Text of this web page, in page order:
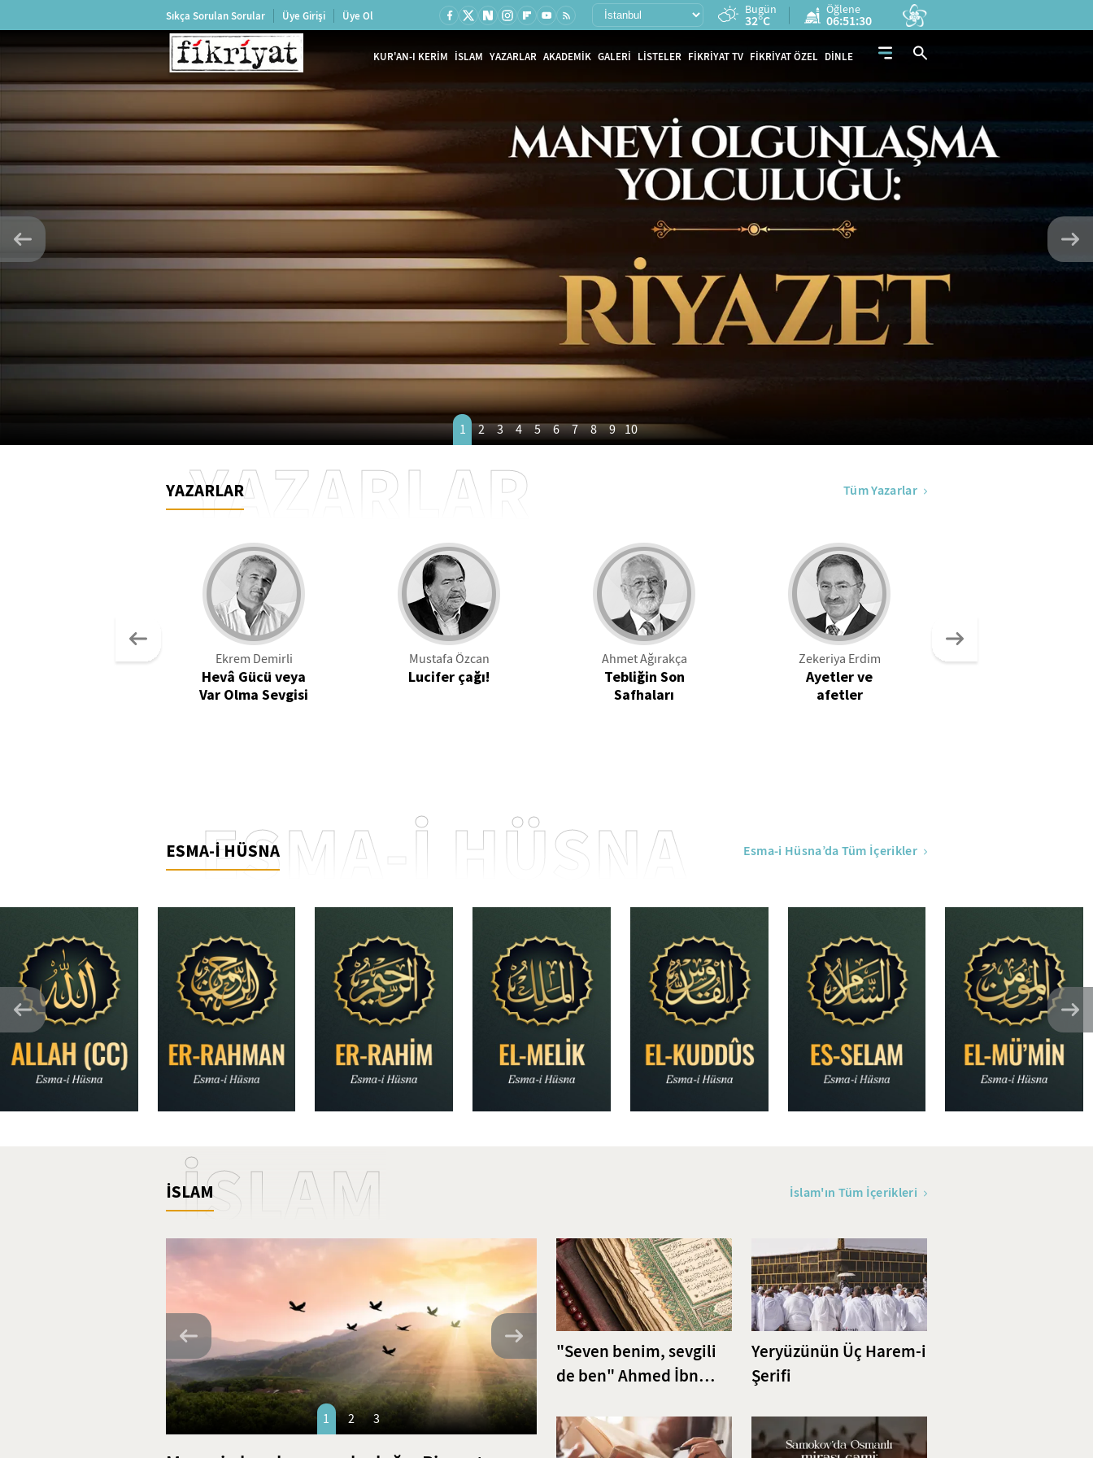
Sıkça Sorulan Sorular Üye Girişi Üye Ol Bugün
32°C
Öğlene
06:51:28
KUR'AN-I KERİM İSLAM YAZARLAR AKADEMİK GALERİ LİSTELER FİKRİYAT TV FİKRİYAT ÖZEL DİNLE
1 2 3 4 5 6 7 8 9 10
YAZARLAR
YAZARLAR Tüm Yazarlar
Ekrem Demirli
Hevâ Gücü veya
Var Olma Sevgisi
Mustafa Özcan
Lucifer çağı!
Ahmet Ağırakça
Tebliğin Son
Safhaları
Zekeriya Erdim
Ayetler ve
afetler
ESMA-İ HÜSNA
ESMA-İ HÜSNA Esma-i Hüsna’da Tüm İçerikler
İSLAM
İSLAM İslam'ın Tüm İçerikleri
1 2 3
"Seven benim, sevgili
de ben" Ahmed İbn
Tefsiri
Yeryüzünün Üç Harem-i
Şerifi